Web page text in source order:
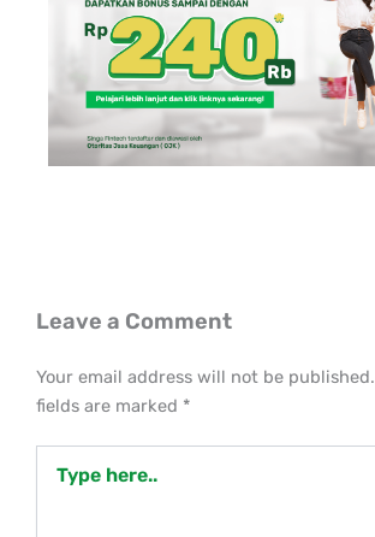
Leave a Comment
Your email address will not be published.
fields are marked *
here..